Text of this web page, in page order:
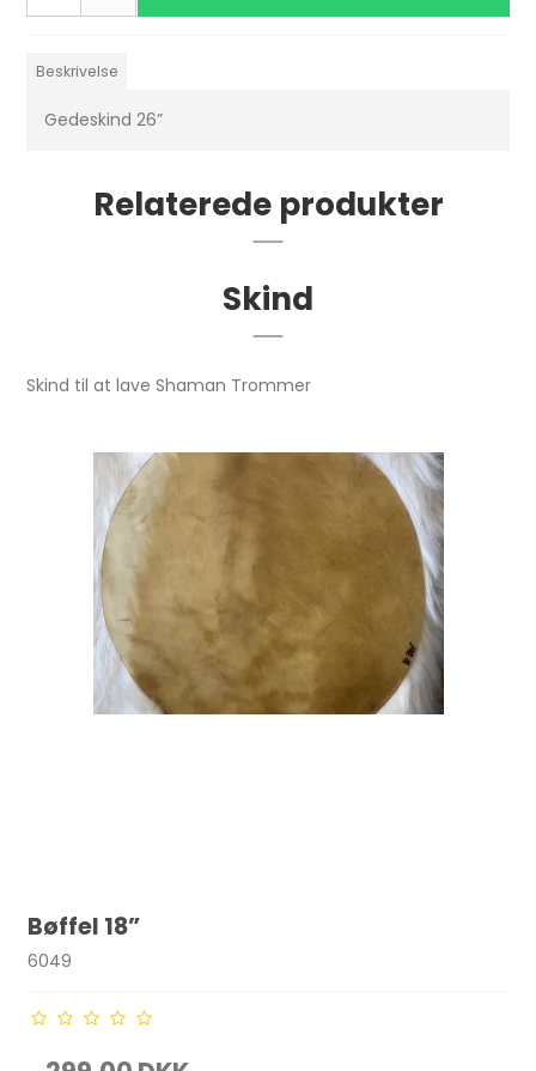
Beskrivelse
Gedeskind 26”
Relaterede produkter
Skind
Skind til at lave Shaman Trommer
Bøffel 18”
6049